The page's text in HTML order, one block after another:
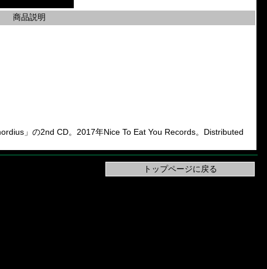
商品説明
」の2nd CD。2017年Nice To Eat You Records。Distributed